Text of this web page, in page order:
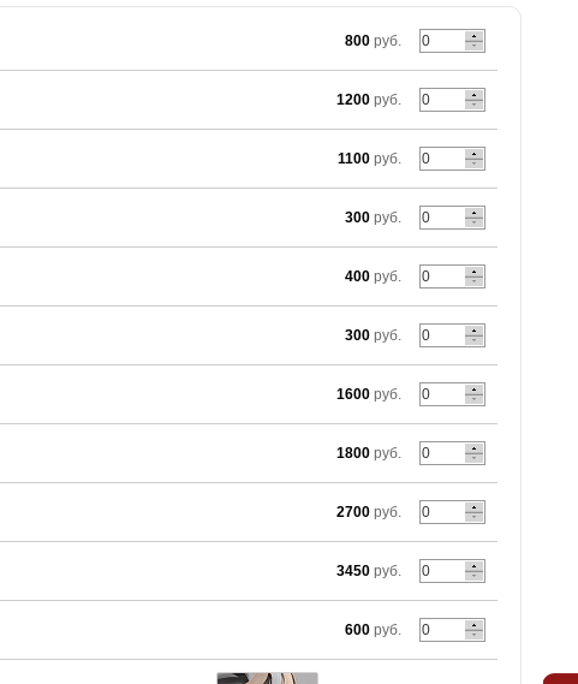
800 руб.
1200 руб.
1100 руб.
300 руб.
400 руб.
300 руб.
1600 руб.
1800 руб.
2700 руб.
3450 руб.
600 руб.